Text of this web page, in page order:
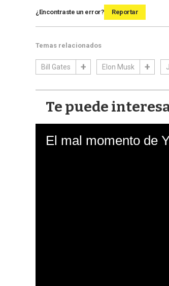
¿Encontraste un error? Reportar
Temas relacionados
Bill Gates Elon Musk
Te puede